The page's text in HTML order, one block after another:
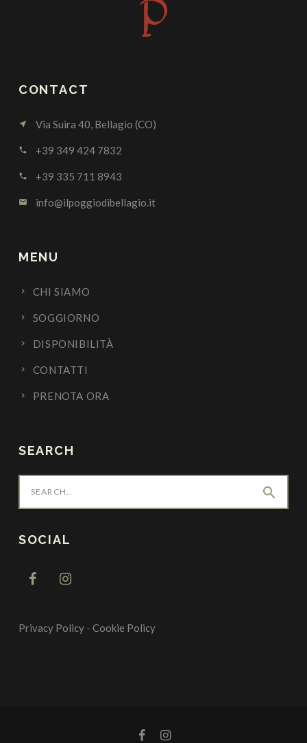
CONTACT
near_me Via Suira 40, Bellagio (CO)
call +39 349 424 7832
call +39 335 711 8943
email info@ilpoggiodibellagio.it
MENU
CHI SIAMO
SOGGIORNO
DISPONIBILITÀ
CONTATTI
PRENOTA ORA
SEARCH
search
SOCIAL
Privacy Policy- Cookie Policy